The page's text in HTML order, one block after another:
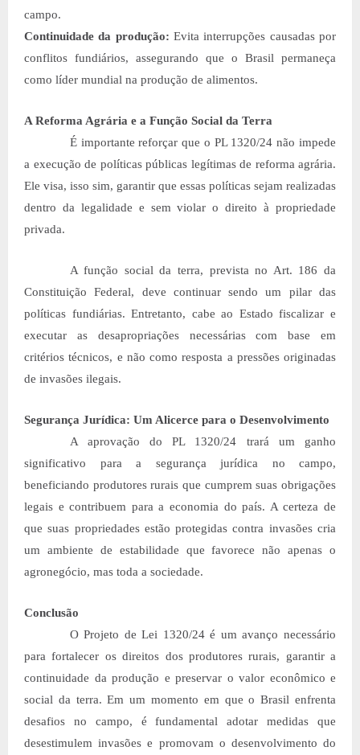
campo.
Continuidade da produção: Evita interrupções causadas por
conflitos fundiários, assegurando que o Brasil permaneça
como líder mundial na produção de alimentos.
A Reforma Agrária e a Função Social da Terra
É importante reforçar que o PL 1320/24 não impede
a execução de políticas públicas legítimas de reforma agrária.
Ele visa, isso sim, garantir que essas políticas sejam realizadas
dentro da legalidade e sem violar o direito à propriedade
privada.
A função social da terra, prevista no Art. 186 da
Constituição Federal, deve continuar sendo um pilar das
políticas fundiárias. Entretanto, cabe ao Estado fiscalizar e
executar as desapropriações necessárias com base em
critérios técnicos, e não como resposta a pressões originadas
de invasões ilegais.
Segurança Jurídica: Um Alicerce para o Desenvolvimento
A aprovação do PL 1320/24 trará um ganho
significativo para a segurança jurídica no campo,
beneficiando produtores rurais que cumprem suas obrigações
legais e contribuem para a economia do país. A certeza de
que suas propriedades estão protegidas contra invasões cria
um ambiente de estabilidade que favorece não apenas o
agronegócio, mas toda a sociedade.
Conclusão
O Projeto de Lei 1320/24 é um avanço necessário
para fortalecer os direitos dos produtores rurais, garantir a
continuidade da produção e preservar o valor econômico e
social da terra. Em um momento em que o Brasil enfrenta
desafios no campo, é fundamental adotar medidas que
desestimulem invasões e promovam o desenvolvimento do